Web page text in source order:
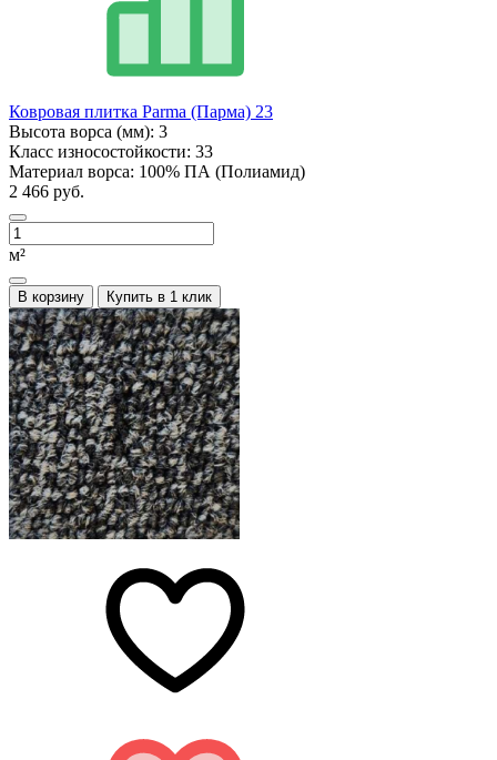
Ковровая плитка Parma (Парма) 23
Высота ворса (мм): 3
Класс износостойкости: 33
Материал ворса: 100% ПА (Полиамид)
2 466 руб.
м²
В корзину Купить в 1 клик